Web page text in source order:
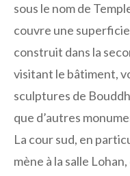
sous le nom de
couvre une
construit dans la
visitant le bâtiment,
sculptures de
que d’autres
La cour sud, en
mène à la salle